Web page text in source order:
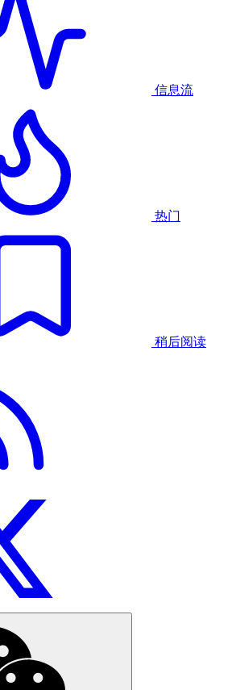
信息流
热门
稍后阅读